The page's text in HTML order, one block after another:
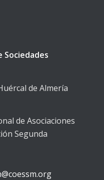
Sociedades
de Almería
de Asociaciones
Segunda